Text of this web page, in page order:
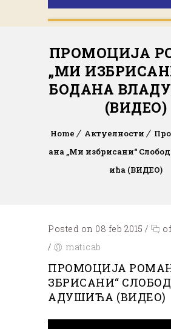
ПРОМОЦИЈА
„МИ
БОДАНА
(ВИДЕО)
Home Актуелности
ана „Ми избрисани“
ића (ВИДЕО)
Posted on 08 feb 2015 /
/
maticab
ПРОМОЦИЈА
ЗБРИСАНИ“
АДУШИЋА (ВИДЕО)